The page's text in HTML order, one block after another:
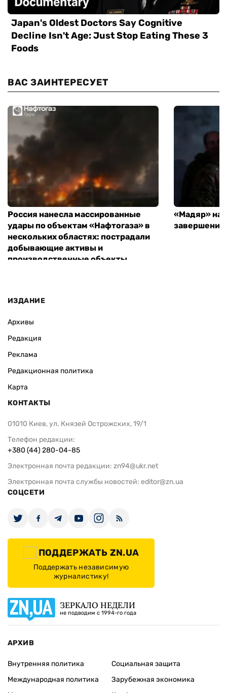
ВАС ЗАИНТЕРЕСУЕТ
Россия нанесла массированные
удары по объектам «Нафтогаза» в
нескольких областях: пострадали
добывающие активы и
производственные объекты
«Мадяр»
ИЗДАНИЕ
Архивы
Редакция
Реклама
Редакционная политика
Карта
КОНТАКТЫ
01010 Киев, ул. Князей Острожских, 19/1
Телефон редакции:
+380 (44) 280-04-85
Электронная почта редакции: zn94@ukr.net
Электронная почта службы новостей: editor@zn.ua
СОЦСЕТИ
ПОДДЕРЖАТЬ ZN.UA
Поддержать независимую
журналистику!
ЗЕРКАЛО НЕДЕЛИ
не подводим с 1994-го года
АРХИВ
Внутренняя политика
Международная политика
Социальная защита
Зарубежная экономика